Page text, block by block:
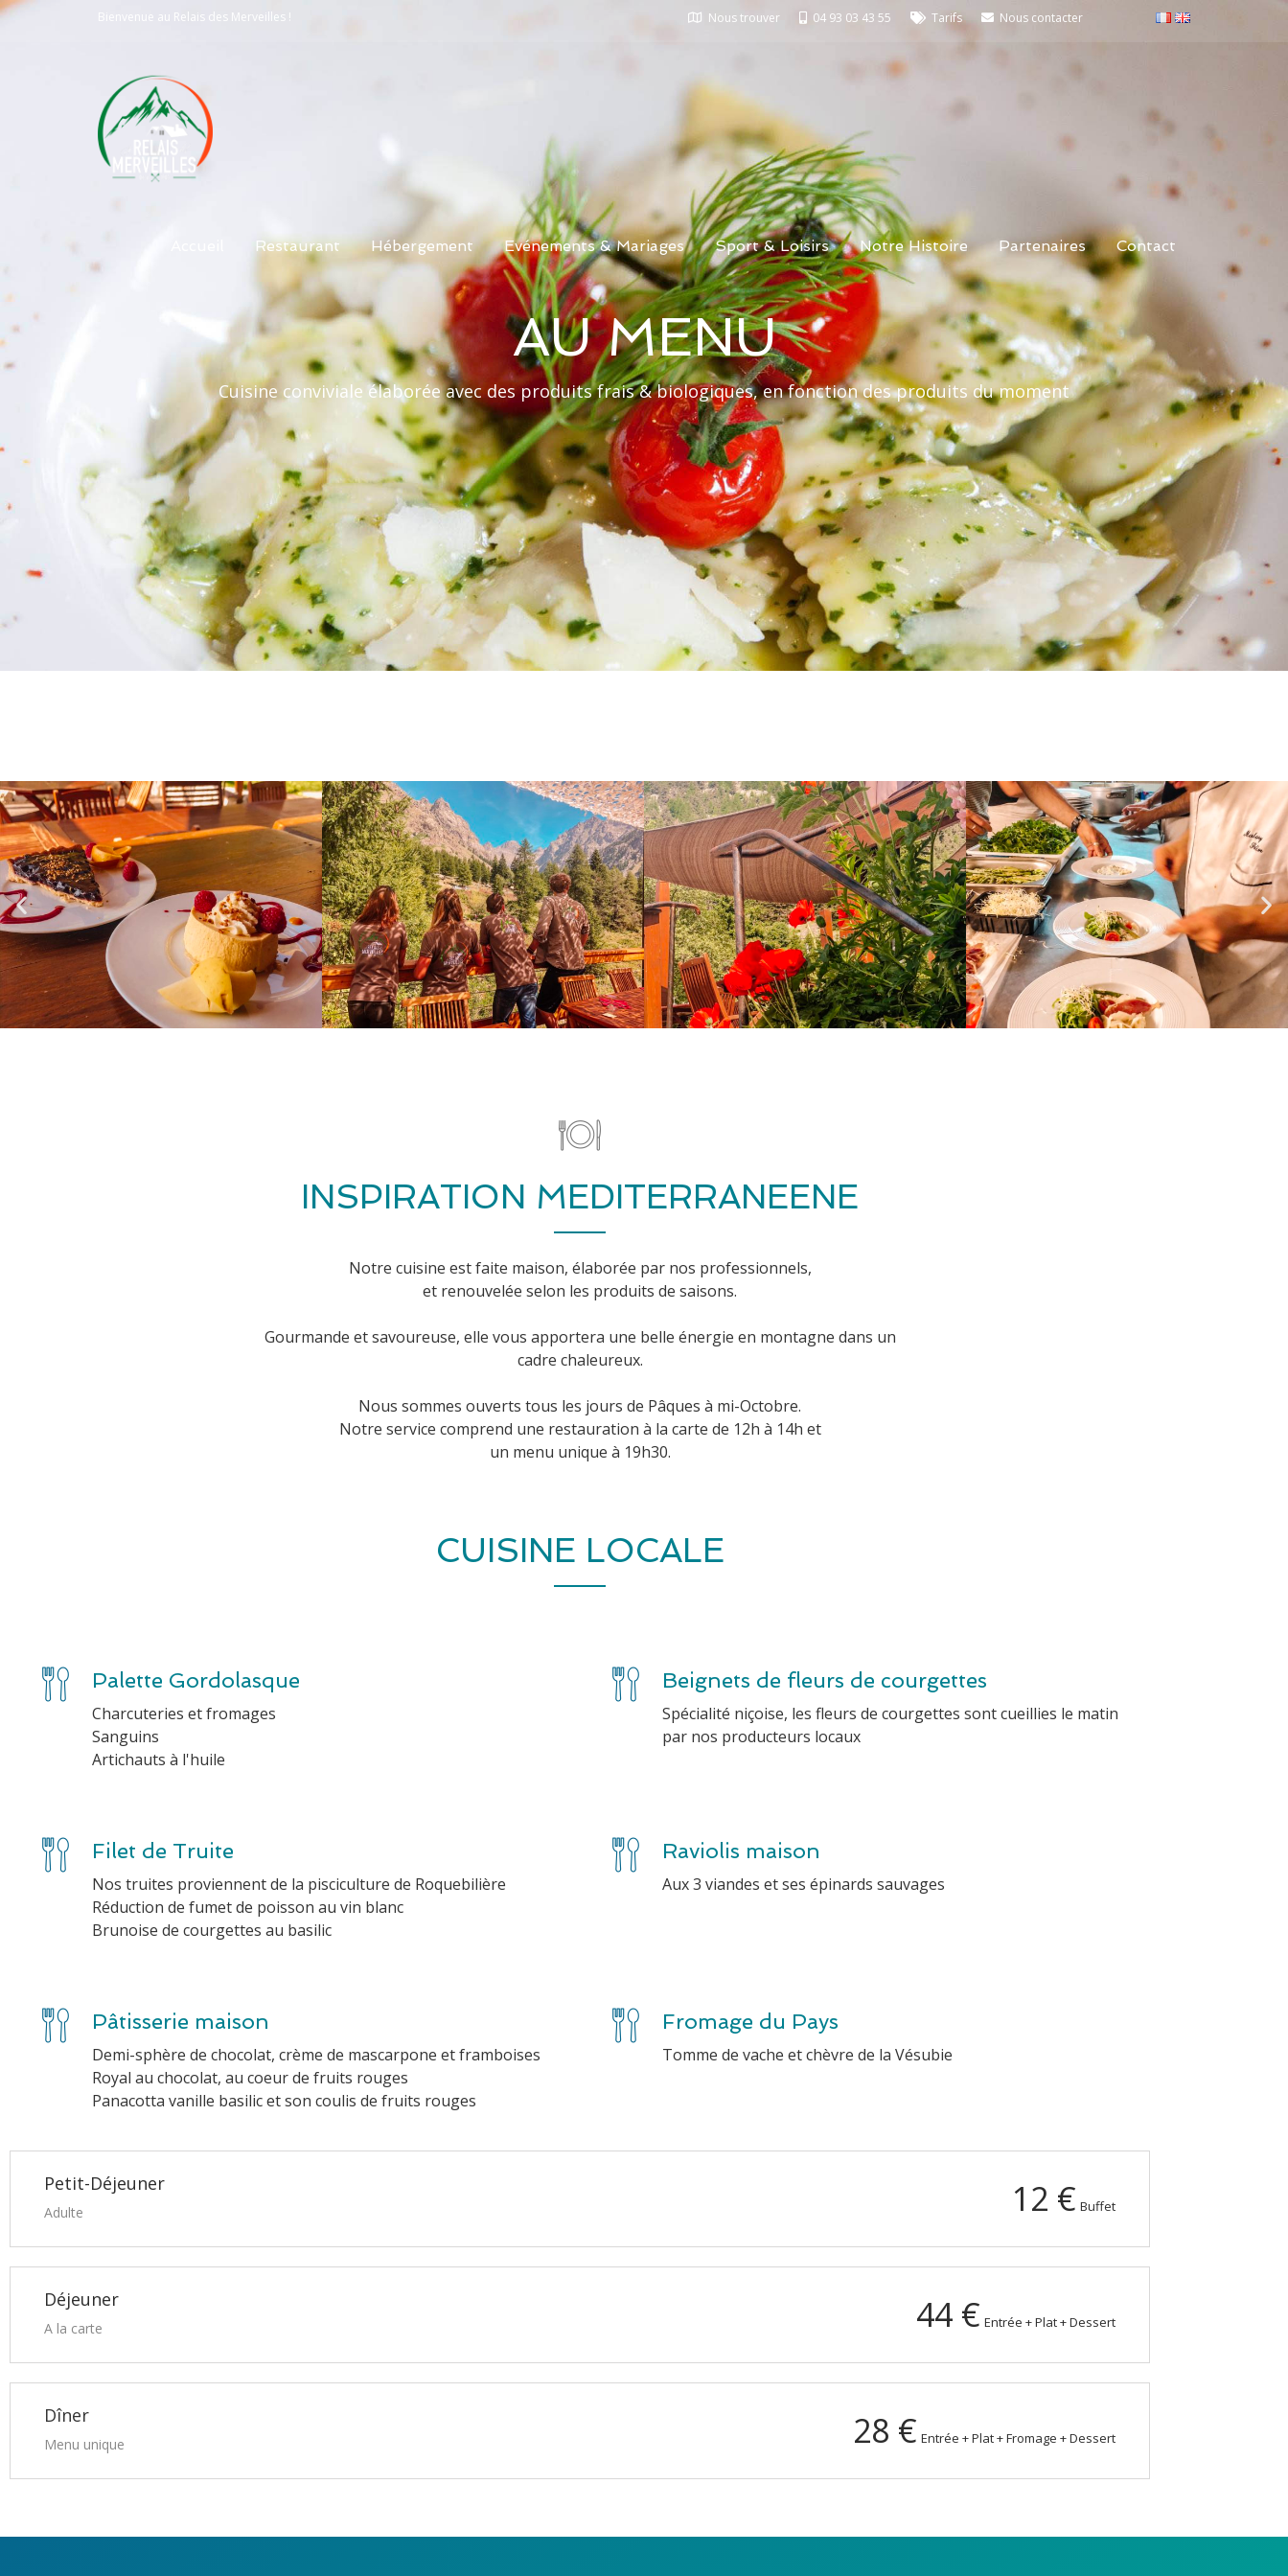
Bienvenue au Relais des Merveilles ! Nous trouver 04 93 03 43 55 Tarifs Nous contacter
Restaurant Hébergement Evénements & Mariages Sport & Loisirs Notre Histoire Partenaires Contact
AU MENU
Cuisine conviviale élaborée avec des produits frais & biologiques, en fonction des produits du moment
INSPIRATION MEDITERRANEENE
Notre cuisine est faite maison, élaborée par nos professionnels,
et renouvelée selon les produits de saisons.
Gourmande et savoureuse, elle vous apportera une belle énergie en montagne dans un
cadre chaleureux.
Nous sommes ouverts tous les jours de Pâques à mi-Octobre.
Notre service comprend une restauration à la carte de 12h à 14h et
un menu unique à 19h30.
CUISINE LOCALE
Palette Gordolasque
Charcuteries et fromages
Sanguins
Artichauts à l'huile
Beignets de fleurs de courgettes
Spécialité niçoise, les fleurs de courgettes sont cueillies le matin
par nos producteurs locaux
Filet de Truite
Nos truites proviennent de la pisciculture de Roquebilière
Réduction de fumet de poisson au vin blanc
Brunoise de courgettes au basilic
Raviolis maison
Aux 3 viandes et ses épinards sauvages
Pâtisserie maison
Demi-sphère de chocolat, crème de mascarpone et framboises
Royal au chocolat, au coeur de fruits rouges
Panacotta vanille basilic et son coulis de fruits rouges
Fromage du Pays
Petit-Déjeuner
Adulte 12 € Buffet
Déjeuner
A la carte 44 € Entrée + Plat + Dessert
Dîner
Menu unique 28 € Entrée + Plat + Fromage + Dessert